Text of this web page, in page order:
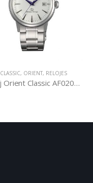
CLASSIC, ORIENT, RELOJES
Reloj Orient Classic AF02003W